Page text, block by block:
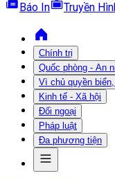
Báo In Truyền
Chính trị
Quốc phòng - An
Vì chủ quyền
Kinh tế - Xã hội
Đối ngoại
Pháp luật
Đa phương tiện